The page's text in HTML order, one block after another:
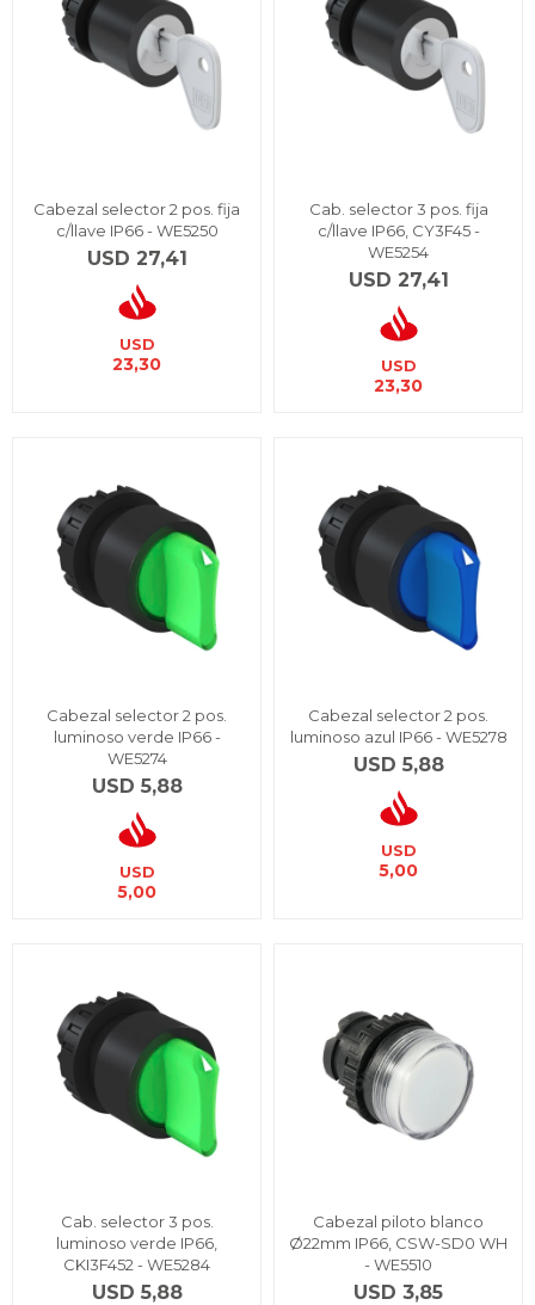
Cabezal selector 2 pos. fija
c/llave IP66 - WE5250
USD 27,41
USD
23,30
Cab. selector 3 pos. fija
c/llave IP66, CY3F45 -
WE5254
USD 27,41
USD
23,30
Cabezal selector 2 pos.
luminoso verde IP66 -
WE5274
USD 5,88
USD
5,00
Cabezal selector 2 pos.
luminoso azul IP66 - WE5278
USD 5,88
USD
5,00
Cab. selector 3 pos.
luminoso verde IP66,
CKI3F452 - WE5284
USD 5,88
Cabezal piloto blanco
Ø22mm IP66, CSW-SD0 WH
- WE5510
USD 3,85